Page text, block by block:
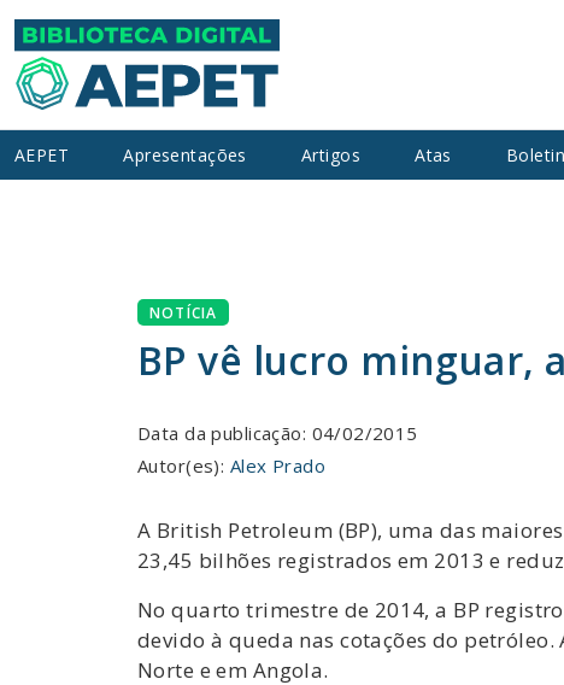
AEPET Apresentações Artigos Atas
NOTÍCIA
BP vê lucro minguar,
Data da publicação: 04/02/2015
Autor(es): Alex Prado
A British Petroleum (BP), uma das
23,45 bilhões registrados em 2013 e
No quarto trimestre de 2014, a BP
devido à queda nas cotações do
Norte e em Angola.